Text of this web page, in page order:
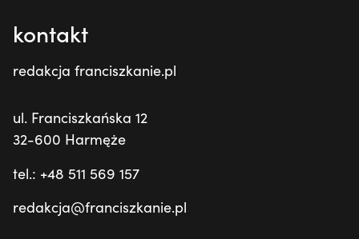
kontakt
redakcja franciszkanie.pl
ul. Franciszkańska 12
32-600 Harmęże
tel.: +48 511 569 157
redakcja@franciszkanie.pl